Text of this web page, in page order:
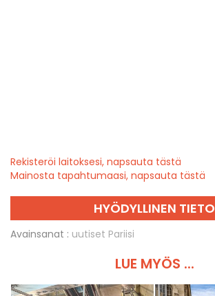
Rekisteröi laitoksesi, napsauta tästä
Mainosta tapahtumaasi, napsauta tästä
HYÖDYLLINEN TIETO
Avainsanat : uutiset Pariisi
LUE MYÖS ...